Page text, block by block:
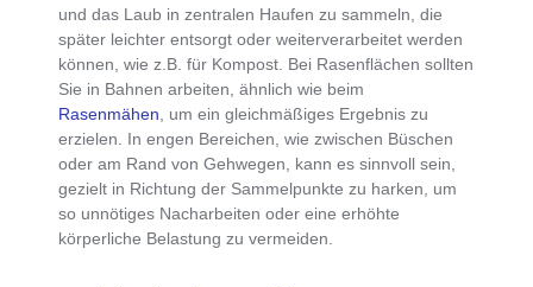
und das Laub in zentralen Haufen zu sammeln , die
später leichter entsorgt oder weiterverarbeitet werden
können, wie z.B. für Kompost. Bei Rasenflächen sollten
Sie in Bahnen arbeiten , ähnlich wie beim
Rasenmähen , um ein gleichmäßiges Ergebnis zu
erzielen. In engen Bereichen, wie zwischen Büschen
oder am Rand von Gehwegen, kann es sinnvoll sein,
gezielt in Richtung der Sammelpunkte zu harken , um
so unnötiges Nacharbeiten oder eine erhöhte
körperliche Belastung zu vermeiden.